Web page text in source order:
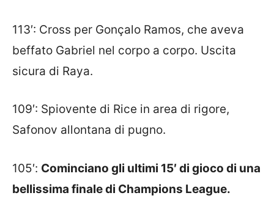
113′: Cross per Gonçalo Ramos, che aveva
beffato Gabriel nel corpo a corpo. Uscita
sicura di Raya.
109′: Spiovente di Rice in area di rigore,
Safonov allontana di pugno.
105′: Cominciano gli ultimi 15′ di gioco di una
bellissima finale di Champions League.